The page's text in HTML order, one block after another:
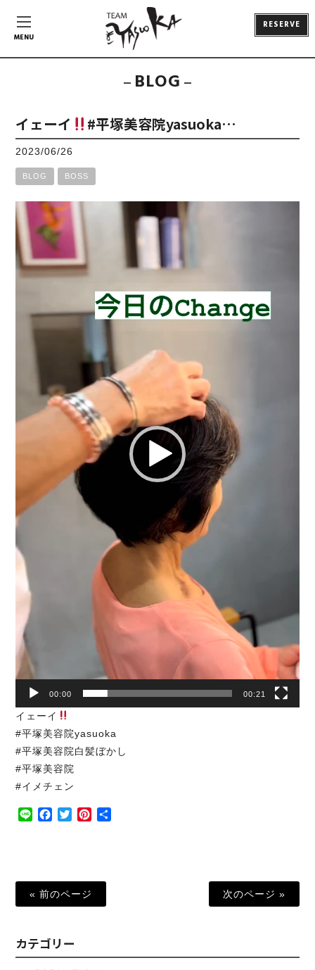
MENU
RESERVE
BLOG
イェーイ #平塚美容院yasuoka…
2023/06/26
BLOG BOSS
動
画
プ
レ
ー
00:00 00:21
イェーイ
#平塚美容院yasuoka
#平塚美容院白髪ぼかし
#平塚美容院
#イメチェン
Line Facebook
TwitterPinterest
« 前のページ 次のページ »
カテゴリー